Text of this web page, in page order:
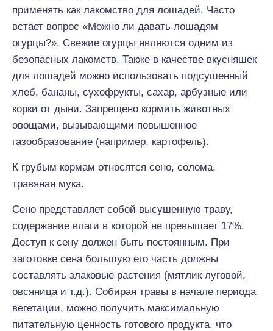
применять как лакомство для лошадей. Часто
встает вопрос «Можно ли давать лошадям
огурцы?». Свежие огурцы являются одним из
безопасных лакомств. Также в качестве вкусняшек
для лошадей можно использовать подсушенный
хлеб, бананы, сухофрукты, сахар, арбузные или
корки от дыни. Запрещено кормить животных
овощами, вызывающими повышенное
газообразование (например, картофель).
К грубым кормам относятся сено, солома,
травяная мука.
Сено представляет собой высушенную траву,
содержание влаги в которой не превышает 17%.
Доступ к сену должен быть постоянным. При
заготовке сена большую его часть должны
составлять злаковые растения (мятлик луговой,
овсяница и т.д.). Собирая травы в начале периода
вегетации, можно получить максимальную
питательную ценность готового продукта, что